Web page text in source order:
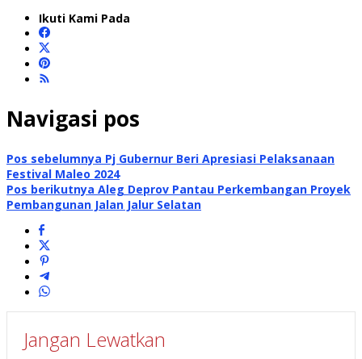
Ikuti Kami Pada
Navigasi pos
Pos sebelumnya Pj Gubernur Beri Apresiasi Pelaksanaan
Festival Maleo 2024
Pos berikutnya Aleg Deprov Pantau Perkembangan Proyek
Pembangunan Jalan Jalur Selatan
Jangan Lewatkan